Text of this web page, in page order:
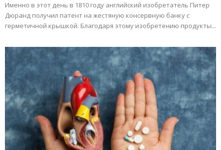
Именно в этот день в 1810 году английский изобретатель Питер
Дюранд получил патент на жестяную консервную банку с
герметичной крышкой. Благодаря этому изобретению продукты...